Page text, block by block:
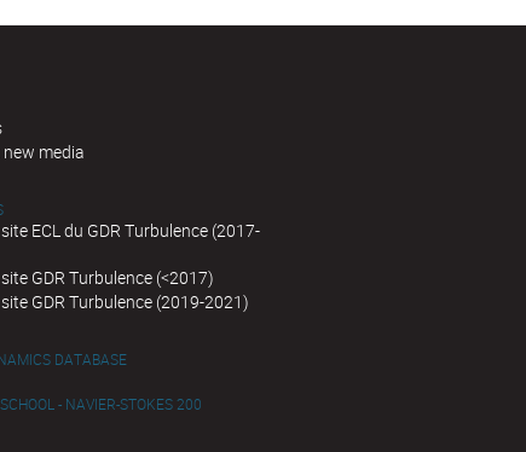
media
ECL du GDR Turbulence (2017-
GDR Turbulence (<2017)
GDR Turbulence (2019-2021)
DATABASE
- NAVIER-STOKES 200